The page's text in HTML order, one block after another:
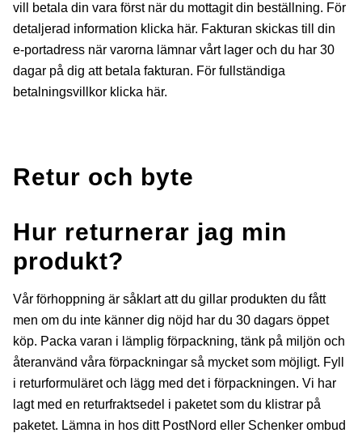
vill betala din vara först när du mottagit din beställning. För
detaljerad information klicka här. Fakturan skickas till din
e-portadress när varorna lämnar vårt lager och du har 30
dagar på dig att betala fakturan. För fullständiga
betalningsvillkor klicka här.
Retur och byte
Hur returnerar jag min
produkt?
Vår förhoppning är såklart att du gillar produkten du fått
men om du inte känner dig nöjd har du 30 dagars öppet
köp. Packa varan i lämplig förpackning, tänk på miljön och
återanvänd våra förpackningar så mycket som möjligt. Fyll
i returformuläret och lägg med det i förpackningen. Vi har
lagt med en returfraktsedel i paketet som du klistrar på
paketet. Lämna in hos ditt PostNord eller Schenker ombud